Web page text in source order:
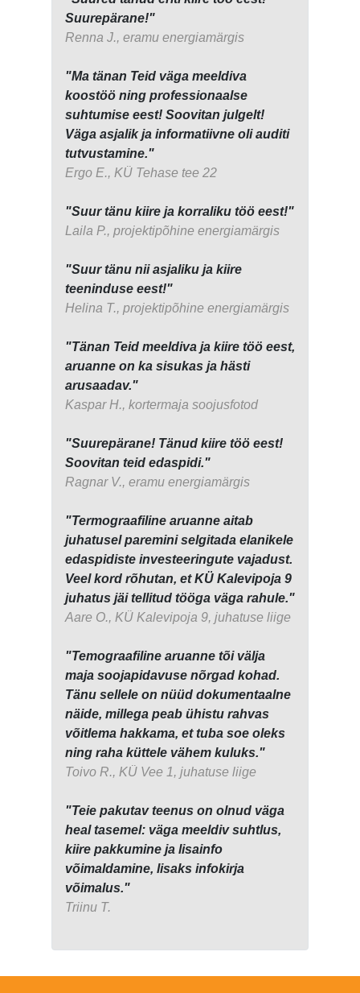
Suurepärane!"
Renna J., eramu energiamärgis
"Ma tänan Teid väga meeldiva
koostöö ning professionaalse
suhtumise eest! Soovitan julgelt!
Väga asjalik ja informatiivne oli auditi
tutvustamine."
Ergo E., KÜ Tehase tee 22
"Suur tänu kiire ja korraliku töö eest!"
Laila P., projektipõhine energiamärgis
"Suur tänu nii asjaliku ja kiire
teeninduse eest!"
Helina T., projektipõhine energiamärgis
"Tänan Teid meeldiva ja kiire töö eest,
aruanne on ka sisukas ja hästi
arusaadav."
Kaspar H., kortermaja soojusfotod
"Suurepärane! Tänud kiire töö eest!
Soovitan teid edaspidi."
Ragnar V., eramu energiamärgis
"Termograafiline aruanne aitab
juhatusel paremini selgitada elanikele
edaspidiste investeeringute vajadust.
Veel kord rõhutan, et KÜ Kalevipoja 9
juhatus jäi tellitud tööga väga rahule."
Aare O., KÜ Kalevipoja 9, juhatuse liige
"Temograafiline aruanne tõi välja
maja soojapidavuse nõrgad kohad.
Tänu sellele on nüüd dokumentaalne
näide, millega peab ühistu rahvas
võitlema hakkama, et tuba soe oleks
ning raha küttele vähem kuluks."
Toivo R., KÜ Vee 1, juhatuse liige
"Teie pakutav teenus on olnud väga
heal tasemel: väga meeldiv suhtlus,
kiire pakkumine ja lisainfo
võimaldamine, lisaks infokirja
võimalus."
Triinu T.